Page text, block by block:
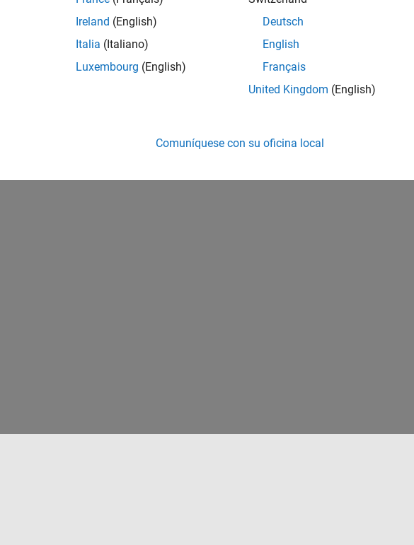
Ireland (English)
Italia (Italiano)
Luxembourg (English)
Deutsch
English
Français
United Kingdom (English)
Comuníquese con su oficina local